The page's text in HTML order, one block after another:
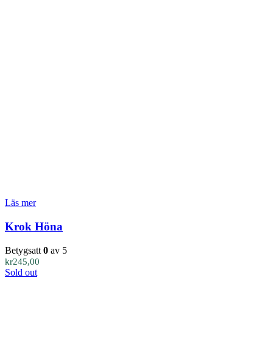
Läs mer
Krok Höna
Betygsatt 0 av 5
kr245,00
Sold out